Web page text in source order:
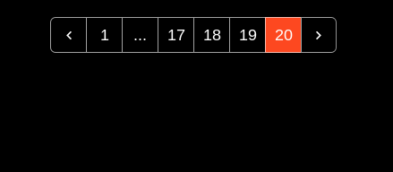
1 ... 17 18 19 20